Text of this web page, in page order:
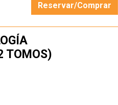
Reservar/Comprar
TOMOS)